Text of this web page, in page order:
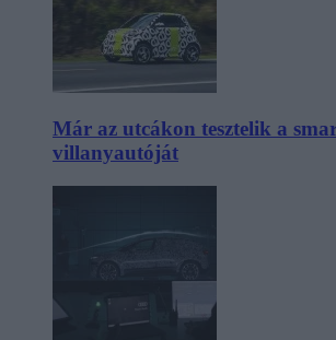
Már az utcákon tesztelik a
villanyautóját